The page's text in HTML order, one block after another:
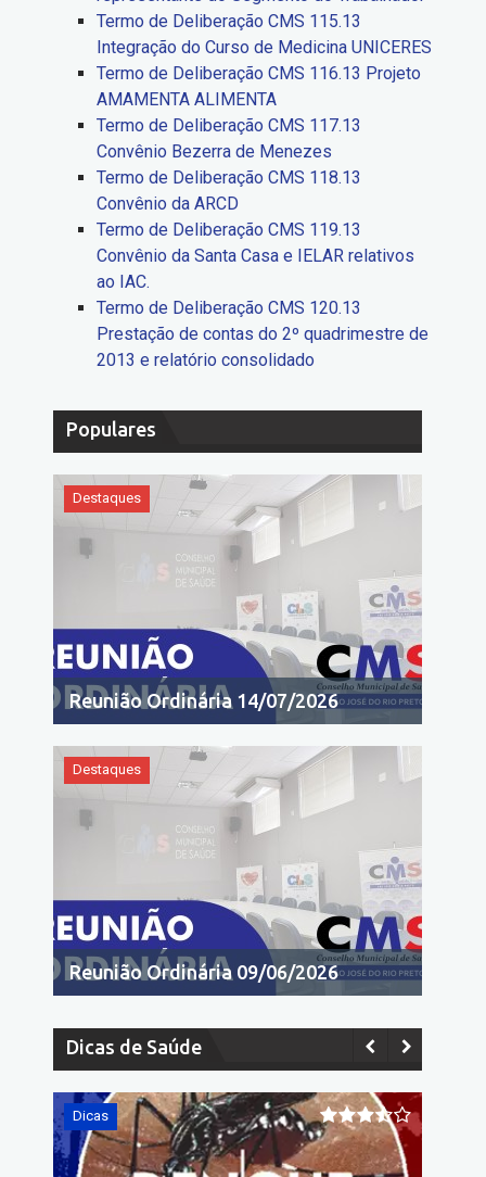
Termo de Deliberação CMS 115.13
Integração do Curso de Medicina UNICERES
Termo de Deliberação CMS 116.13 Projeto
AMAMENTA ALIMENTA
Termo de Deliberação CMS 117.13
Convênio Bezerra de Menezes
Termo de Deliberação CMS 118.13
Convênio da ARCD
Termo de Deliberação CMS 119.13
Convênio da Santa Casa e IELAR relativos
ao IAC.
Termo de Deliberação CMS 120.13
Prestação de contas do 2º quadrimestre de
2013 e relatório consolidado
Populares
Destaques
Reunião Ordinária 14/07/2026
Destaques
Reunião Ordinária 09/06/2026
Dicas de Saúde
Dicas